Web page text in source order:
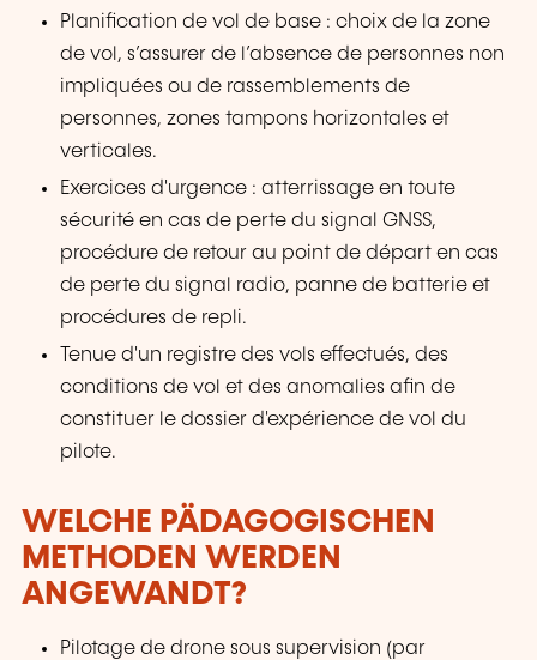
Planification de vol de base : choix de la zone
de vol, s’assurer de l’absence de personnes non
impliquées ou de rassemblements de
personnes, zones tampons horizontales et
verticales.
Exercices d'urgence : atterrissage en toute
sécurité en cas de perte du signal GNSS,
procédure de retour au point de départ en cas
de perte du signal radio, panne de batterie et
procédures de repli.
Tenue d'un registre des vols effectués, des
conditions de vol et des anomalies afin de
constituer le dossier d'expérience de vol du
pilote.
WELCHE PÄDAGOGISCHEN
METHODEN WERDEN
ANGEWANDT?
Pilotage de drone sous supervision (par